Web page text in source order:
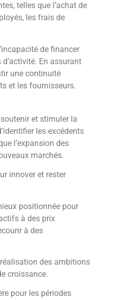
telles que l’achat de
les frais de
de financer
En assurant
une continuité
et les fournisseurs.
et stimuler la
les excédents
l’expansion des
marchés.
innover et rester
positionnée pour
à des prix
à des
des ambitions
croissance.
pour les périodes